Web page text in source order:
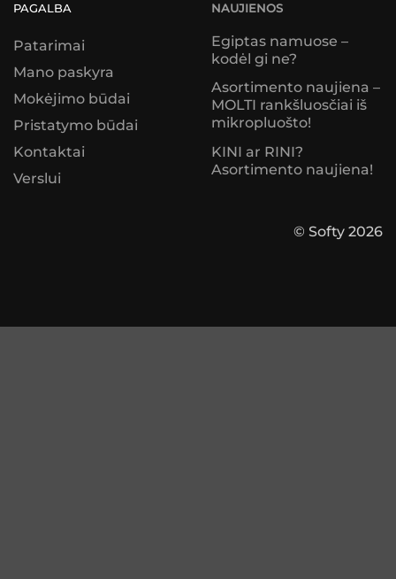
PAGALBA
Patarimai
Mano paskyra
Mokėjimo būdai
Pristatymo būdai
Kontaktai
Verslui
NAUJIENOS
Egiptas namuose –
kodėl gi ne?
Asortimento naujiena –
MOLTI rankšluosčiai iš
mikropluošto!
KINI ar RINI?
Asortimento naujiena!
© Softy 2026